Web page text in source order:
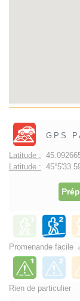
GPS
Latitude :
Latitude :
Promenande facile
Rien de particulier